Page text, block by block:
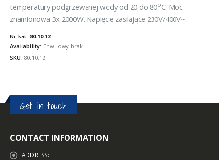
temperatury podgrzewanej wody od 20 do 80oC. Moc
znamionowa 3x 2000W. Napięcie zasilające 230V/400V~.
Nr kat. 80.10.12
Availability: Chwilowy brak
SKU: 80.10.12
Get in touch
CONTACT INFORMATION
ADDRESS: